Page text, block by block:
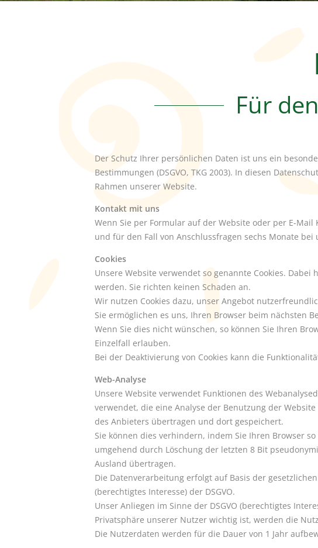
Für
Der Schutz Ihrer persönlichen Daten ist uns ein
Bestimmungen (DSGVO, TKG 2003). In diesen
Rahmen unserer Website.
Kontakt mit uns
Wenn Sie per Formular auf der Website oder per E-
und für den Fall von Anschlussfragen sechs Monate
Cookies
Unsere Website verwendet so genannte Cookies.
werden. Sie richten keinen Schaden an.
Wir nutzen Cookies dazu, unser Angebot
Sie ermöglichen es uns, Ihren Browser beim nächsten
Wenn Sie dies nicht wünschen, so können Sie Ihren
Einzelfall erlauben.
Bei der Deaktivierung von Cookies kann die
Web-Analyse
Unsere Website verwendet Funktionen des
verwendet, die eine Analyse der Benutzung der
des Anbieters übertragen und dort gespeichert.
Sie können dies verhindern, indem Sie Ihren Browser
umgehend durch Löschung der letzten 8 Bit
Ausland übertragen.
Die Datenverarbeitung erfolgt auf Basis der
(berechtigtes Interesse) der DSGVO.
Unser Anliegen im Sinne der DSGVO (berechtigtes
Privatsphäre unserer Nutzer wichtig ist, werden die
Die Nutzerdaten werden für die Dauer von 1 Jahr